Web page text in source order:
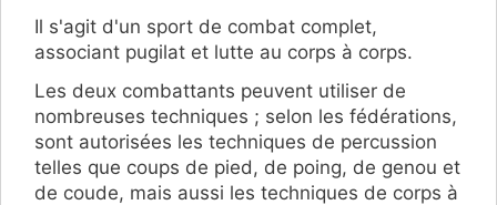
Il s'agit d'un sport de combat complet,
associant pugilat et lutte au corps à corps.
Les deux combattants peuvent utiliser de
nombreuses techniques ; selon les fédérations,
sont autorisées les techniques de percussion
telles que coups de pied, de poing, de genou et
de coude, mais aussi les techniques de corps à